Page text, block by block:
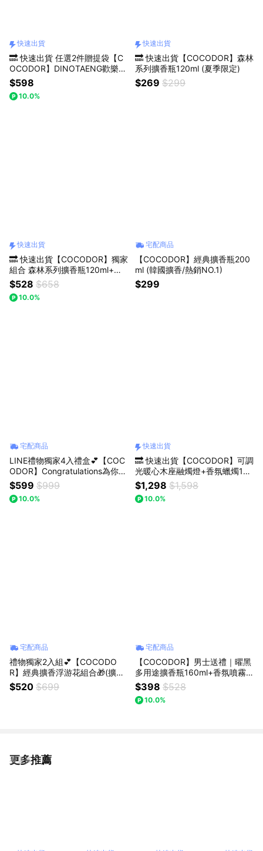
快速出貨
🔜 快速出貨 任選2件贈提袋【C
OCODOR】DINOTAENG歡樂系
列擴香瓶200ml (新年/過年/春
節/情人節/年末/紀念日/喬遷/療
癒/慰勞/交換禮物/收禮人自選香
$598
10.0%
快速出貨
🔜 快速出貨【COCODOR】森林
系列擴香瓶120ml (夏季限定)
$269 $299
快速出貨
🔜 快速出貨【COCODOR】獨家
組合 森林系列擴香瓶120ml+海
洋系列擴香瓶200ml+贈品牌提
袋S.
$528 $658
10.0%
宅配商品
【COCODOR】經典擴香瓶200
ml (韓國擴香/熱銷NO.1)
$299
宅配商品
LINE禮物獨家4入禮盒💕【COC
ODOR】Congratulations為你祝
福擴香禮盒(200mlx4入) 生日/
慶祝/情人節/紀念日/喬遷/療癒/
慰勞/交換禮物
$599 $999
10.0%
快速出貨
🔜 快速出貨【COCODOR】可調
光暖心木座融燭燈+香氛蠟燭170
g 組合 (情人/送禮/禮盒)
$1,298 $1,598
10.0%
宅配商品
禮物獨家2入組💕【COCODO
R】經典擴香浮游花組合🎁(擴香
瓶200mlx2+浮游花包x2+提袋)
生日/慶祝/情人節/紀念日/療癒/
$520 $699
宅配商品
【COCODOR】男士送禮｜曜黑
多用途擴香瓶160ml+香氛噴霧8
0ml(獨家/男士專屬/車用擴香/送
禮/禮盒)
$398 $528
10.0%
更多推薦
看更多